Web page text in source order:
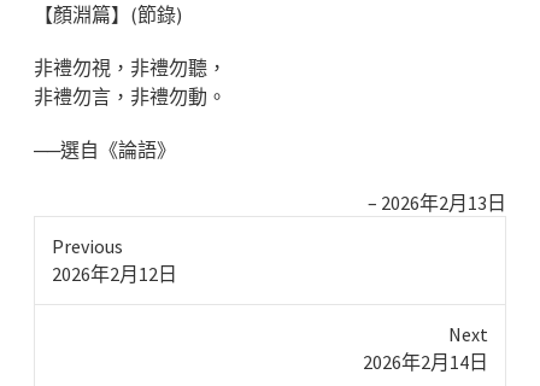
【顏淵篇】(節錄)
非禮勿視，非禮勿聽，
非禮勿言，非禮勿動。
──選自《論語》
2026年2月13日
Previous
Previous
2026年2月12日
Next
2026年2月14日